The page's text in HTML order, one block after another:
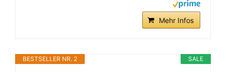
Mehr Infos
SALE
BESTSELLER NR. 2